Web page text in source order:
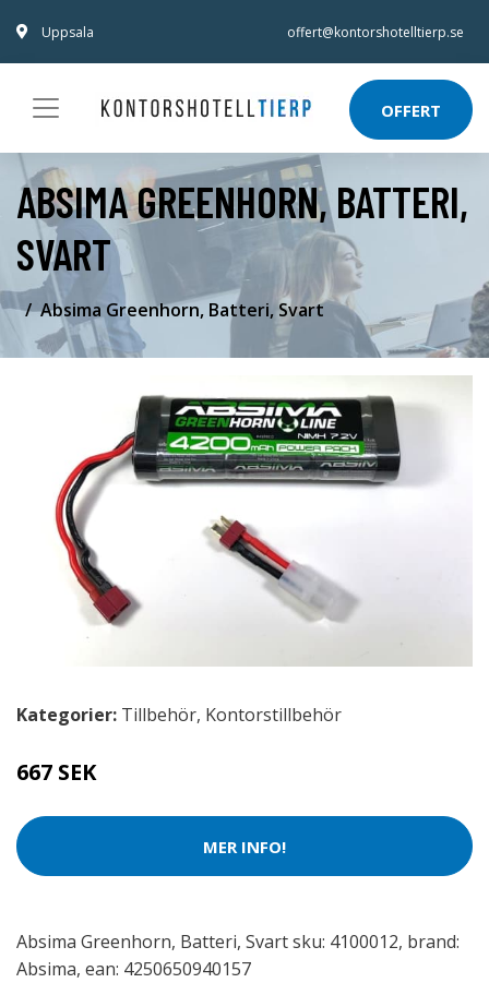
Uppsala offert@kontorshotelltierp.se
OFFERT
ABSIMA GREENHORN, BATTERI,
SVART
Absima Greenhorn, Batteri, Svart
Kategorier: Tillbehör, Kontorstillbehör
667 SEK
MER INFO!
Absima Greenhorn, Batteri, Svart sku: 4100012, brand:
Absima, ean: 4250650940157